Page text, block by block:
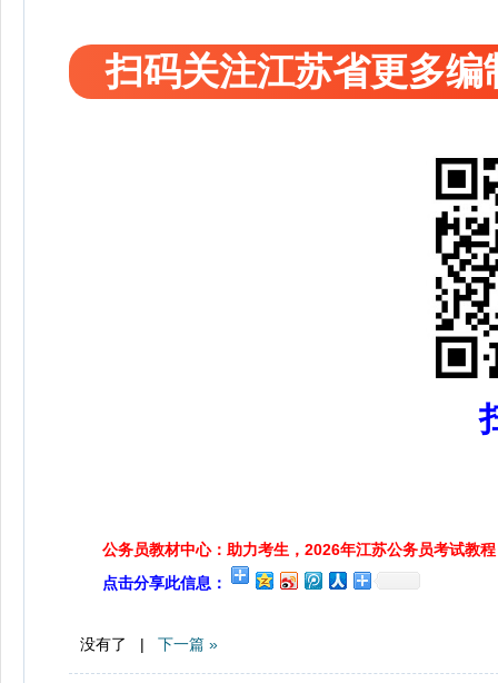
扫码关注江苏省更多
公务员教材中心：助力考生，2026年江苏公务员考试教程
点击分享此信息：
没有了 | 下一篇 »